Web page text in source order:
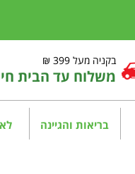
בקניה מעל 399 ₪
משלוח עד הבית
בריאות והגיינה